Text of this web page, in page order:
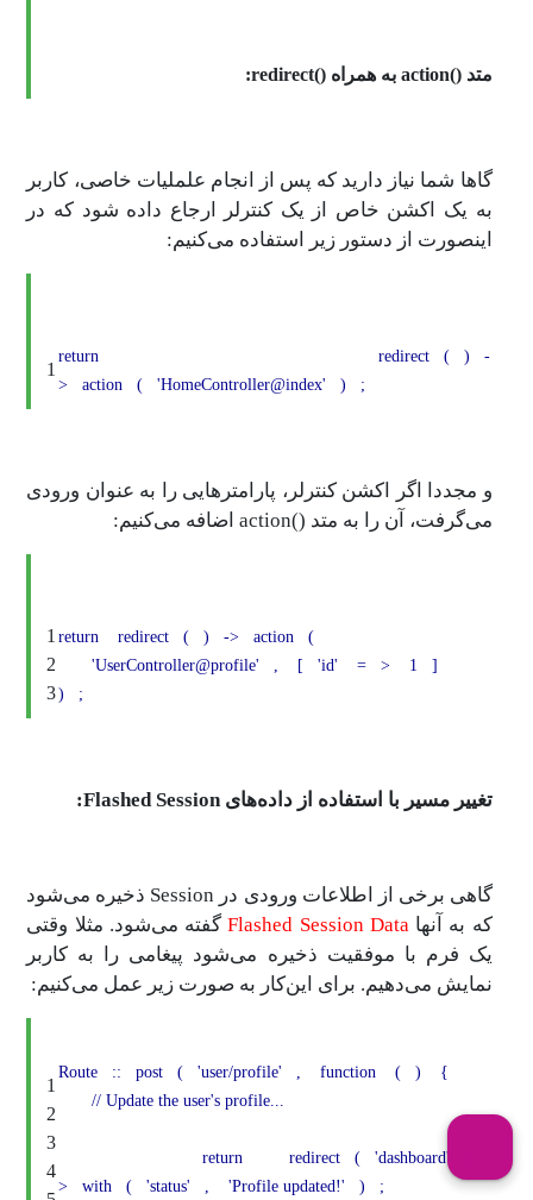
متد ()action به همراه ()redirect:
گاها شما نیاز دارید که پس از انجام علملیات خاصی، کاربر
به یک اکشن خاص از یک کنترلر ارجاع داده شود که در
اینصورت از دستور زیر استفاده می‌کنیم:
1
return redirect ( )
-
>
action ( 'HomeController@index' ) ;
و مجددا اگر اکشن کنترلر، پارامترهایی را به عنوان ورودی
می‌گرفت، آن را به متد ()action‌ اضافه می‌کنیم:
1
2
3
return redirect ( ) -> action
(
'UserController@profile'
, [ 'id' = > 1
]
)
;
تغییر مسیر با استفاده از داده‌های Flashed Session:
گاهی برخی از اطلاعات ورودی در Session ذخیره می‌شود
که به آنهاFlashed Session Dataگفته می‌شود. مثلا وقتی
یک فرم با موفقیت ذخیره می‌شود پیغامی را به کاربر
نمایش می‌دهیم. برای این‌کار به صورت زیر عمل می‌‎کنیم:
1
2
3
4
Route :: post ( 'user/profile' , function ( )
{
// Update the user's profile...
return redirect ( 'dashboard'
>
with ( 'status' , 'Profile updated!' ) ;